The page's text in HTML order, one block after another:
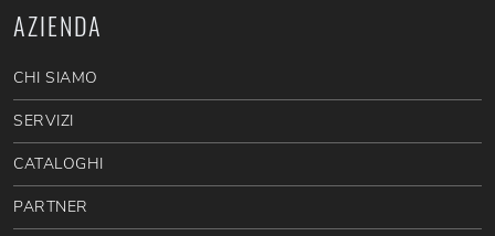
AZIENDA
CHI SIAMO
SERVIZI
CATALOGHI
PARTNER